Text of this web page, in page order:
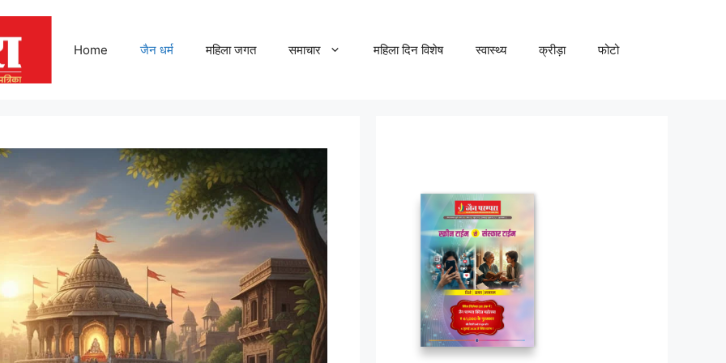
Home जैन धर्म महिला जगत समाचार महिला दिन विशेष स्वास्थ्य क्रीड़ा फोटो